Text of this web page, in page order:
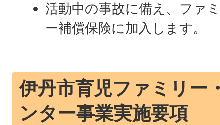
活動中の事故に備え、ファ
ー補償保険に加入します。
伊丹市育児ファミリー
ンター事業実施要項